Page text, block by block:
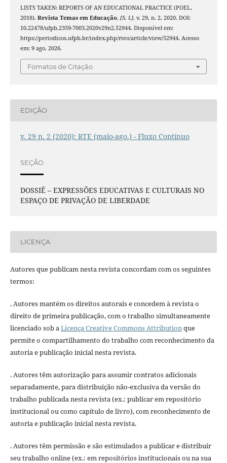
LISTS TAKEN: REPORTS OF AN EDUCATIONAL PRACTICE (POEL,
2018). Revista Temas em Educação, [S. l.], v. 29, n. 2, 2020. DOI:
10.22478/ufpb.2359-7003.2020v29n2.52944. Disponível em:
https://periodicos.ufpb.br/index.php/rteo/article/view/52944. Acesso
em: 9 ago. 2026.
Fomatos de Citação
EDIÇÃO
v. 29 n. 2 (2020): RTE (maio-ago.) - Fluxo Contínuo
SEÇÃO
DOSSIÊ – EXPRESSÕES EDUCATIVAS E CULTURAIS NO
ESPAÇO DE PRIVAÇÃO DE LIBERDADE
LICENÇA
Autores que publicam nesta revista concordam com os seguintes
termos:
. Autores mantém os direitos autorais e concedem à revista o
direito de primeira publicação, com o trabalho simultaneamente
licenciado sob aLicença Creative Commons Attributionque
permite o compartilhamento do trabalho com reconhecimento da
autoria e publicação inicial nesta revista.
. Autores têm autorização para assumir contratos adicionais
separadamente, para distribuição não-exclusiva da versão do
trabalho publicada nesta revista (ex.: publicar em repositório
institucional ou como capítulo de livro), com reconhecimento de
autoria e publicação inicial nesta revista.
. Autores têm permissão e são estimulados a publicar e distribuir
seu trabalho online (ex.: em repositórios institucionais ou na sua